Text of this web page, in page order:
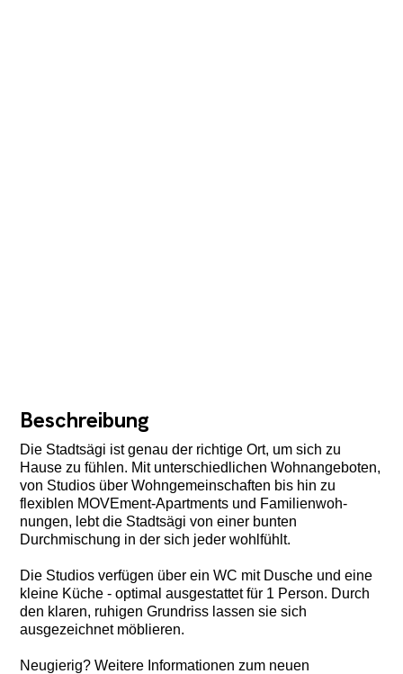
Beschreibung
Die Stadtsägi ist genau der richtige Ort, um sich zu
Hause zu füh­len. Mit unter­schied­lichen Wohnangeboten,
von Studios über Wohngemein­schaften bis hin zu
flexiblen MOVEment-Apart­ments und Familienwoh­
nungen, lebt die Stadtsägi von einer bunten
Durchmischung in der sich jeder wohlfühlt.
Die Studios verfügen über ein WC mit Dusche und eine
kleine Küche - optimal ausgestattet für 1 Person. Durch
den klaren, ruhigen Grundriss lassen sie sich
ausgezeichnet möblieren.
Neugierig? Weitere Informationen zum neuen